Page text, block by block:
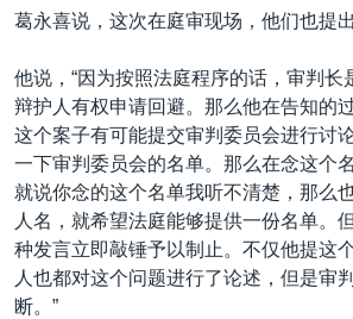
葛永喜说，这次在庭审现场，他们也提
他说，“因为按照法庭程序的话，审判长
辩护人有权申请回避。那么他在告知的
这个案子有可能提交审判委员会进行讨
一下审判委员会的名单。那么在念这个
就说你念的这个名单我听不清楚，那么
人名，就希望法庭能够提供一份名单。
种发言立即敲锤予以制止。不仅他提这
人也都对这个问题进行了论述，但是审
断。”